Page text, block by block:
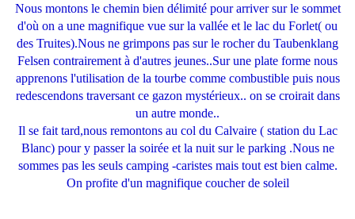
Nous montons le chemin bien délimité pour arriver sur le sommet
d'où on a une magnifique vue sur la vallée et le lac du Forlet( ou
des Truites).Nous ne grimpons pas sur le rocher du Taubenklang
Felsen contrairement à d'autres jeunes..Sur une plate forme nous
apprenons l'utilisation de la tourbe comme combustible puis nous
redescendons traversant ce gazon mystérieux.. on se croirait dans
un autre monde..
Il se fait tard,nous remontons au col du Calvaire ( station du Lac
Blanc) pour y passer la soirée et la nuit sur le parking .Nous ne
sommes pas les seuls camping -caristes mais tout est bien calme.
On profite d'un magnifique coucher de soleil